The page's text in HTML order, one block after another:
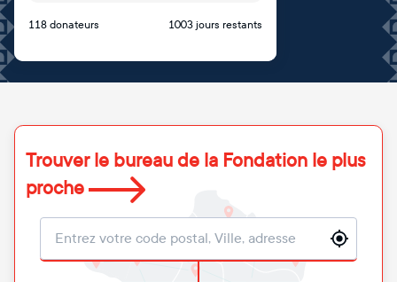
118 donateurs 1003 jours restants
Trouver le bureau de la Fondation le plus
proche
Localisation